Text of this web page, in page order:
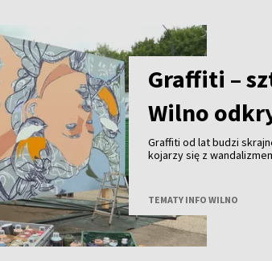
Graffiti –
Wilno
Graffiti od lat budzi
kojarzy się z
TEMATY INFO WILNO